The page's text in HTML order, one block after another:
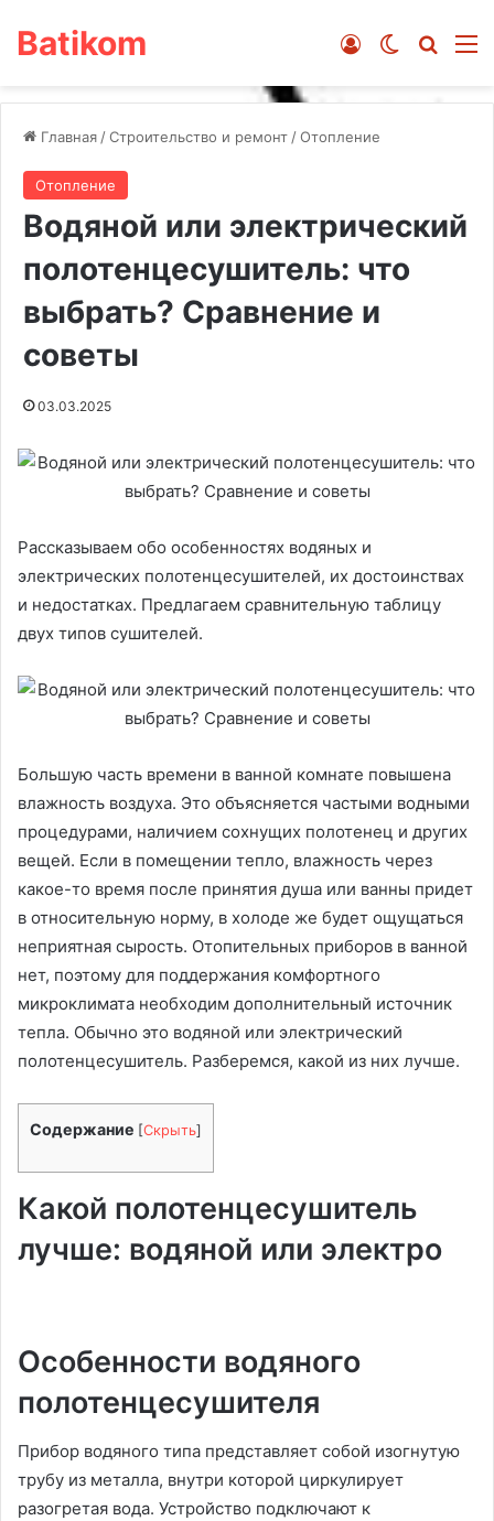
Batikom Switch skin
Войти
Главная /Строительство и ремонт /Отопление
Отопление
Водяной или электрический
полотенцесушитель: что
выбрать? Сравнение и
советы
03.03.2025
Рассказываем обо особенностях водяных и
электрических полотенцесушителей, их достоинствах
и недостатках. Предлагаем сравнительную таблицу
двух типов сушителей.
Большую часть времени в ванной комнате повышена
влажность воздуха. Это объясняется частыми водными
процедурами, наличием сохнущих полотенец и других
вещей. Если в помещении тепло, влажность через
какое-то время после принятия душа или ванны придет
в относительную норму, в холоде же будет ощущаться
неприятная сырость. Отопительных приборов в ванной
нет, поэтому для поддержания комфортного
микроклимата необходим дополнительный источник
тепла. Обычно это водяной или электрический
полотенцесушитель. Разберемся, какой из них лучше.
Содержание [Скрыть]
Какой полотенцесушитель
лучше: водяной или электро
Особенности водяного
полотенцесушителя
Прибор водяного типа представляет собой изогнутую
трубу из металла, внутри которой циркулирует
разогретая вода. Устройство подключают к